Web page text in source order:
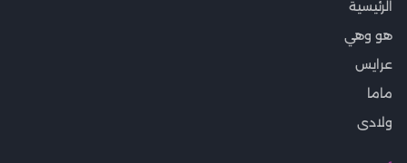
الرئيسية
هو وهي
عرايس
ماما
ولادى